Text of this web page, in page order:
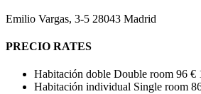
Emilio Vargas, 3-5 28043 Madrid
PRECIO RATES
Habitación doble Double room 96 €
Habitación individual Single room